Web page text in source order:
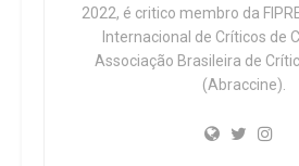
2022, é critico membro da
Internacional de Críticos de
Associação Brasileira de
(Abraccine).